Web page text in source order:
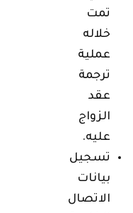
تمت
خلاله
عملية
ترجمة
عقد
الزواج
عليه.
تسجيل
بيانات
الاتصال